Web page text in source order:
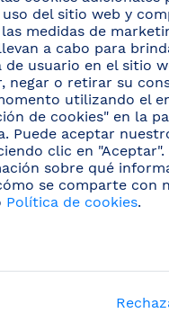
(2)
y
uso del sitio web y
medidas de
a cabo para
de usuario en el sitio
negar o retirar su
utilizando el
de cookies" en la
Puede aceptar
clic en
sobre qué
se comparte con
Política de cookies.